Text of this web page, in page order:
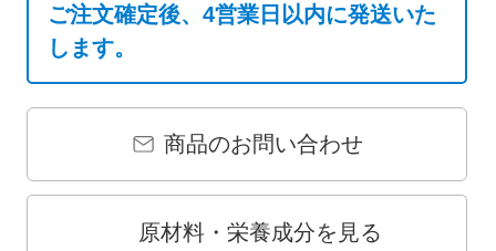
ご注文確定後、4営業日以内に発送いた
します。
商品のお問い合わせ
原材料・栄養成分を見る